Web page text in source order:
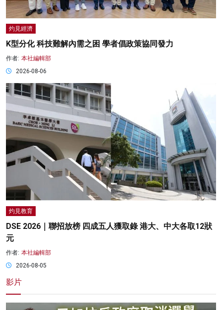
灼見經濟
K型分化 科技難解內需之困 學者倡政策協同發力
作者: 本社編輯部
2026-08-06
灼見教育
DSE 2026｜聯招放榜 四成五人獲取錄 港大、中大各取12狀
元
作者: 本社編輯部
2026-08-05
影片